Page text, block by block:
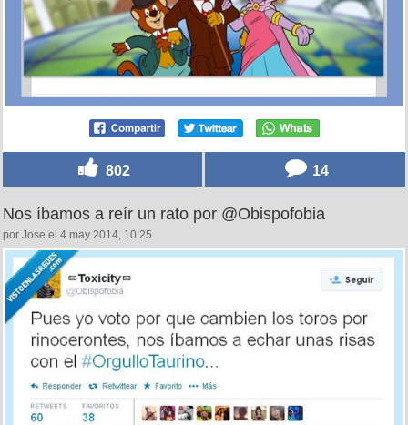
Nos íbamos a reír un rato por @Obispofobia
por Jose el 4 may 2014, 10:25